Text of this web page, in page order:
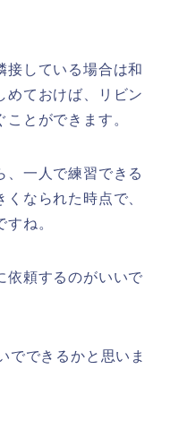
接している場合は和
めておけば、リビン
とができます。
、一人で練習できる
なられた時点で、
ね。
依頼するのがいいで
でできるかと思いま